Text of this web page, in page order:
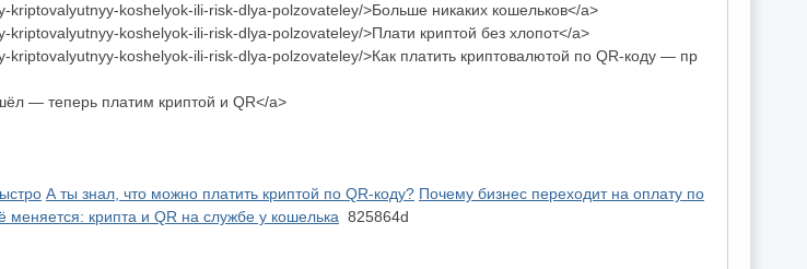
koshelyok-ili-risk-dlya-polzovateley/>Больше никаких кошельков</a>
koshelyok-ili-risk-dlya-polzovateley/>Плати криптой без хлопот</a>
koshelyok-ili-risk-dlya-polzovateley/>Как платить криптовалютой по QR-коду — пр
— теперь платим криптой и QR</a>
А ты знал, что можно платить криптой по QR-коду? Почему бизнес переходит на оплату по
меняется: крипта и QR на службе у кошелька 825864d